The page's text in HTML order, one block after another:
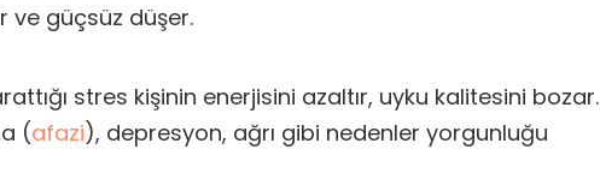
ve güçsüz düşer.
stres kişinin enerjisini azaltır, uyku kalitesini bozar.
(afazi), depresyon, ağrı gibi nedenler yorgunluğu